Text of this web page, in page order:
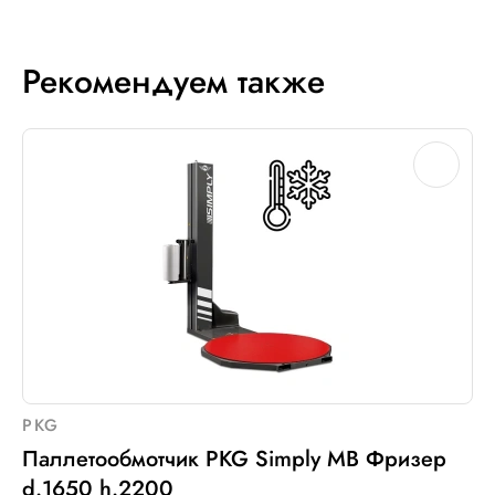
Рекомендуем также
PKG
Паллетообмотчик PKG Simply MB Фризер